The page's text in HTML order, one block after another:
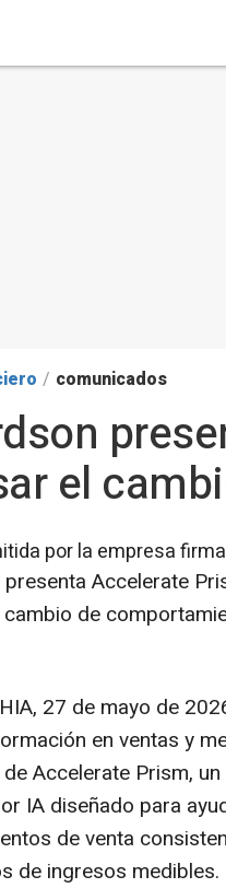
/ comunicados
el
por la empresa
Accelerate
de
, 27 de mayo de
en ventas y
Accelerate Prism,
IA diseñado para
de venta
de ingresos medibles.